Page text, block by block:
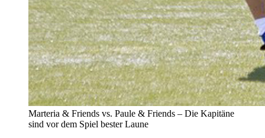
Marteria & Friends vs. Paule & Friends – Die Kapitäne
sind vor dem Spiel bester Laune